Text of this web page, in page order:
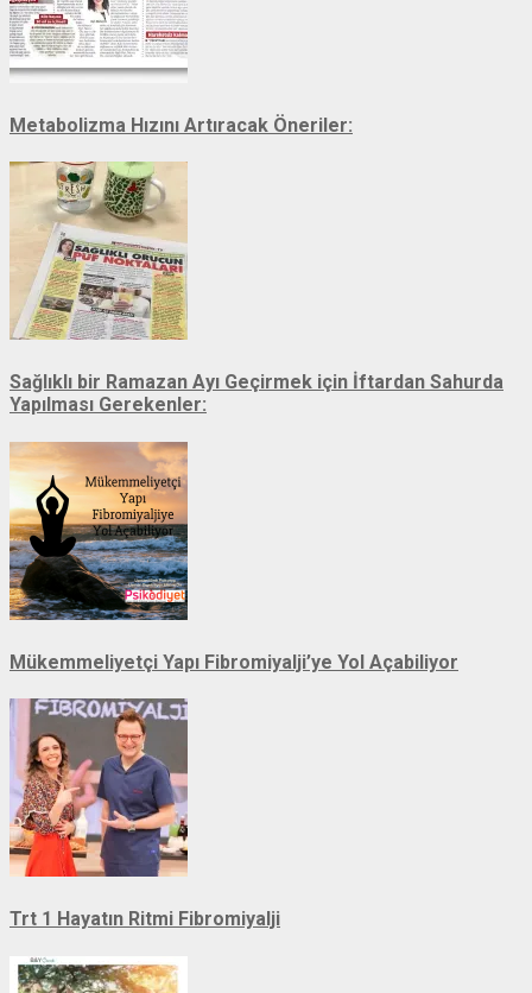
Metabolizma Hızını Artıracak Öneriler:
Sağlıklı bir Ramazan Ayı Geçirmek için İftardan Sahurda
Yapılması Gerekenler:
Mükemmeliyetçi Yapı Fibromiyalji’ye Yol Açabiliyor
Trt 1 Hayatın Ritmi Fibromiyalji